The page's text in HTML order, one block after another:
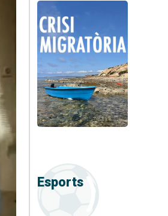
Esports